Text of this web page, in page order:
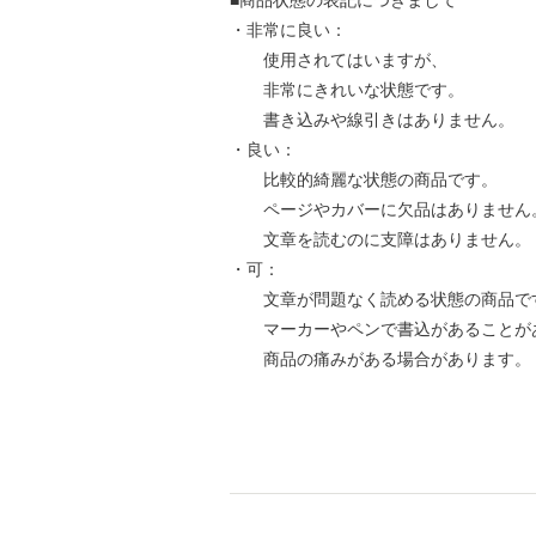
・非常に良い：
使用されてはいますが、
非常にきれいな状態です。
書き込みや線引きはありません。
・良い：
比較的綺麗な状態の商品です。
ページやカバーに欠品はありません
文章を読むのに支障はありません。
・可：
文章が問題なく読める状態の商品で
マーカーやペンで書込があることが
商品の痛みがある場合があります。